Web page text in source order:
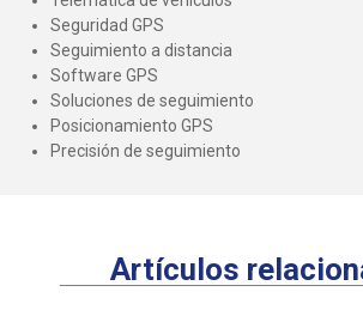
Seguridad GPS
Seguimiento a distancia
Software GPS
Soluciones de seguimiento
Posicionamiento GPS
Precisión de seguimiento
Artículos